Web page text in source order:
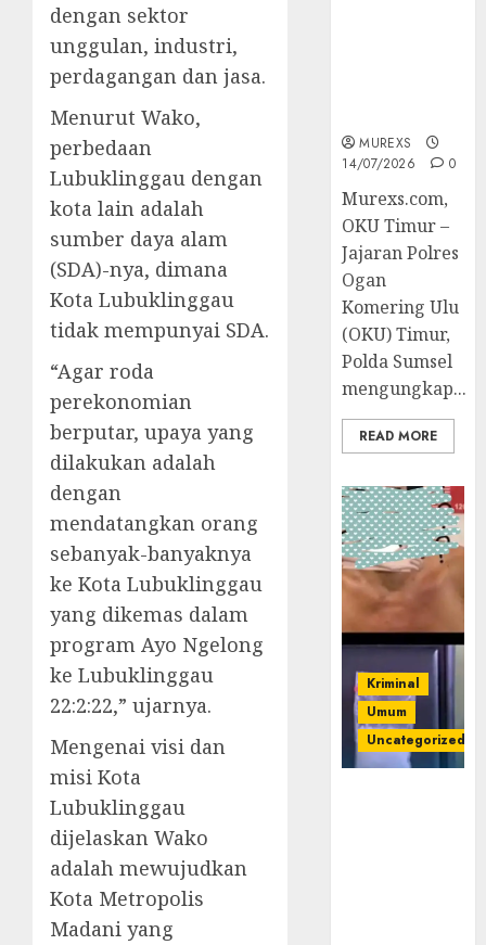
dengan sektor
unggulan, industri,
perdagangan dan jasa.
Menurut Wako,
perbedaan
Lubuklinggau dengan
kota lain adalah
sumber daya alam
(SDA)-nya, dimana
Kota Lubuklinggau
tidak mempunyai SDA.
“Agar roda
perekonomian
berputar, upaya yang
dilakukan adalah
dengan
mendatangkan orang
sebanyak-banyaknya
ke Kota Lubuklinggau
yang dikemas dalam
program Ayo Ngelong
ke Lubuklinggau
22:2:22,” ujarnya.
Mengenai visi dan
misi Kota
Lubuklinggau
dijelaskan Wako
adalah mewujudkan
Kota Metropolis
Madani yang
MUREXS
14/07/2026
0
Murexs.com,
OKU Timur –
Jajaran Polres
Ogan
Komering Ulu
(OKU) Timur,
Polda Sumsel
mengungkap...
READ MORE
Kriminal
Umum
Uncategorized